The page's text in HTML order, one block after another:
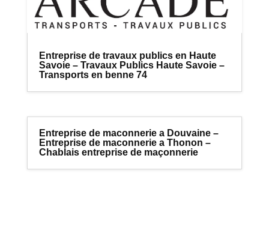
Entreprise de travaux publics en Haute
Savoie – Travaux Publics Haute Savoie –
Transports en benne 74
Entreprise de maconnerie a Douvaine –
Entreprise de maconnerie a Thonon –
Chablais entreprise de maçonnerie